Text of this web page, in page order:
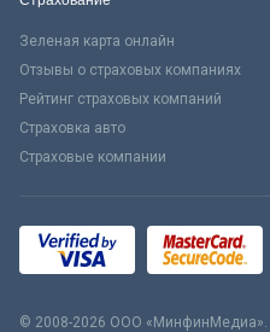
Зеленая карта онлайн
Отзывы о страховых компаниях
Рейтинг страховых компаний
Страховка авто
Страховые компании
© 2008-2026 ООО «МинфинМедиа».